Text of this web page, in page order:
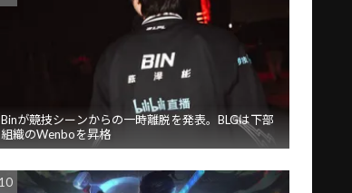
Binが競技シーンからの一時離脱を発表。BLGは下部
組織のWenboを昇格